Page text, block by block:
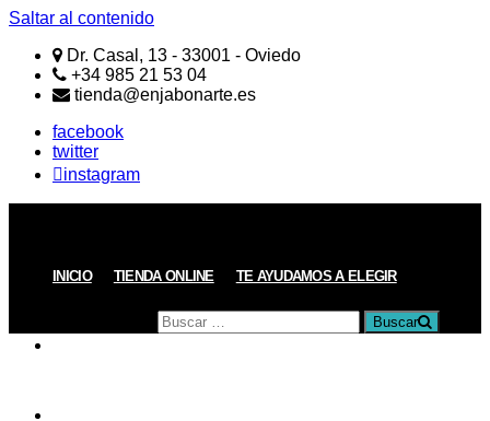
Saltar al contenido
Dr. Casal, 13 - 33001 - Oviedo
+34 985 21 53 04
tienda@enjabonarte.es
facebook
twitter
instagram
Artesanos
INICIO TIENDA ONLINE TE AYUDAMOS A ELEGIR
Buscar